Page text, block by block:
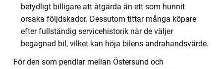
betydligt billigare att åtgärda än ett som hunnit
orsaka följdskador. Dessutom tittar många köpare
efter fullständig servicehistorik när de väljer
begagnad bil, vilket kan höja bilens andrahandsvärde.
För den som pendlar mellan Östersund och